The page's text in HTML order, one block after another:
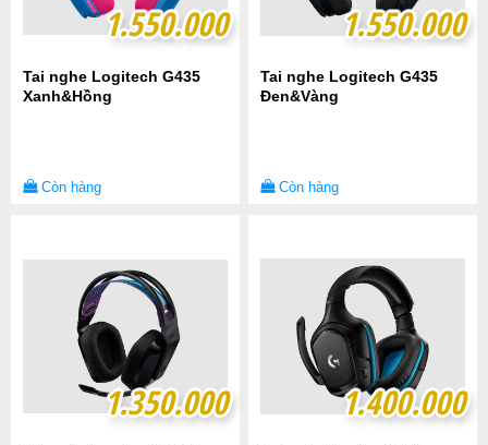
1.550.000
1.550.000
Tai nghe Logitech G435
Xanh&Hồng
Còn hàng
1.550.000
1.550.000
Tai nghe Logitech G435
Đen&Vàng
Còn hàng
1.350.000
1.350.000 1.400.000
1.400.000